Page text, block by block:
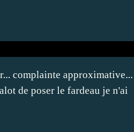
complainte approximative...
de poser le fardeau je n'ai